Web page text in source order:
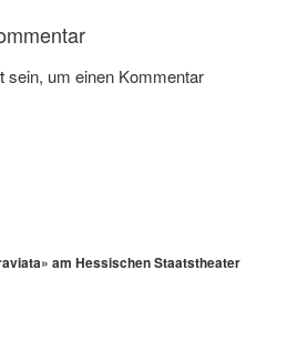
sein, um einen Kommentar
am Hessischen Staatstheater